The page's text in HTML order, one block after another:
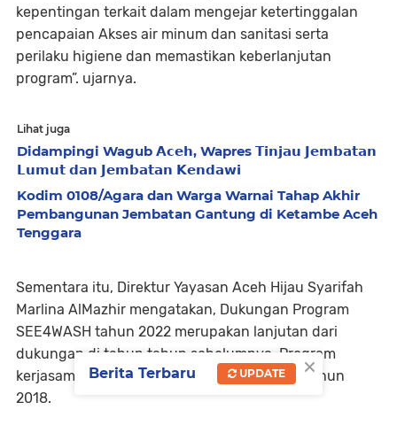
kepentingan terkait dalam mengejar ketertinggalan
pencapaian Akses air minum dan sanitasi serta
perilaku higiene dan memastikan keberlanjutan
program”. ujarnya.
Lihat juga
Didampingi Wagub 𝗔𝗰𝗲𝗵, Wapres 𝗧𝗶𝗻𝗷𝗮𝘂 𝗝𝗲𝗺𝗯𝗮𝘁𝗮𝗻
𝗟𝘂𝗺𝘂𝘁 𝗱𝗮𝗻 𝗝𝗲𝗺𝗯𝗮𝘁𝗮𝗻 𝗞𝗲𝗻𝗱𝗮𝘄𝗶
Kodim 0108/Agara dan Warga Warnai Tahap Akhir
Pembangunan Jembatan Gantung di Ketambe Aceh
Tenggara
Sementara itu, Direktur Yayasan Aceh Hijau Syarifah
Marlina AlMazhir mengatakan, Dukungan Program
SEE4WASH tahun 2022 merupakan lanjutan dari
dukungan di tahun tahun sebelumnya. Program
kerjasama ini sudah terlaksana sejak akhir tahun
2018.
×
Berita Terbaru UPDATE